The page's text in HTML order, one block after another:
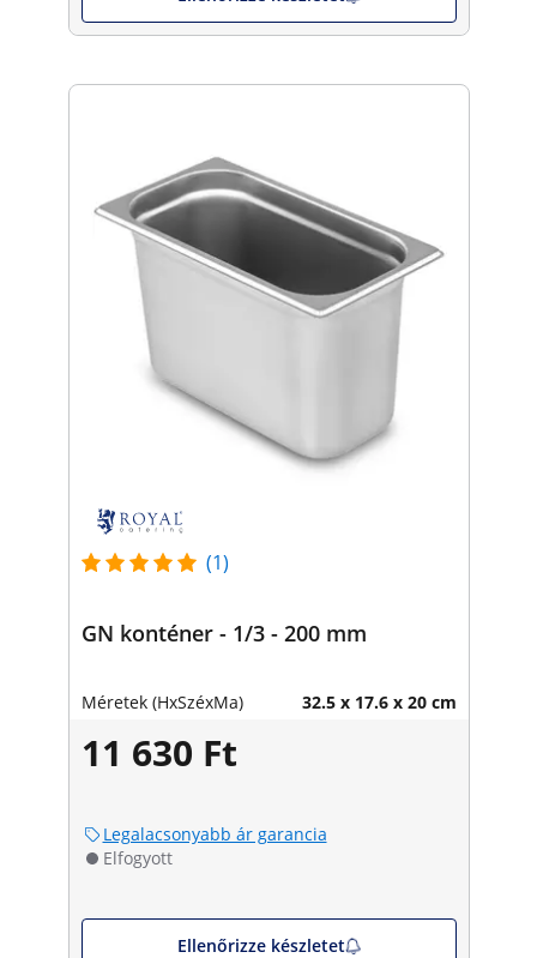
(1)
GN konténer - 1/3 - 200 mm
Méretek (HxSzéxMa) 32.5 x 17.6 x 20 cm
11 630 Ft
Legalacsonyabb ár garancia
Elfogyott
Ellenőrizze készletet